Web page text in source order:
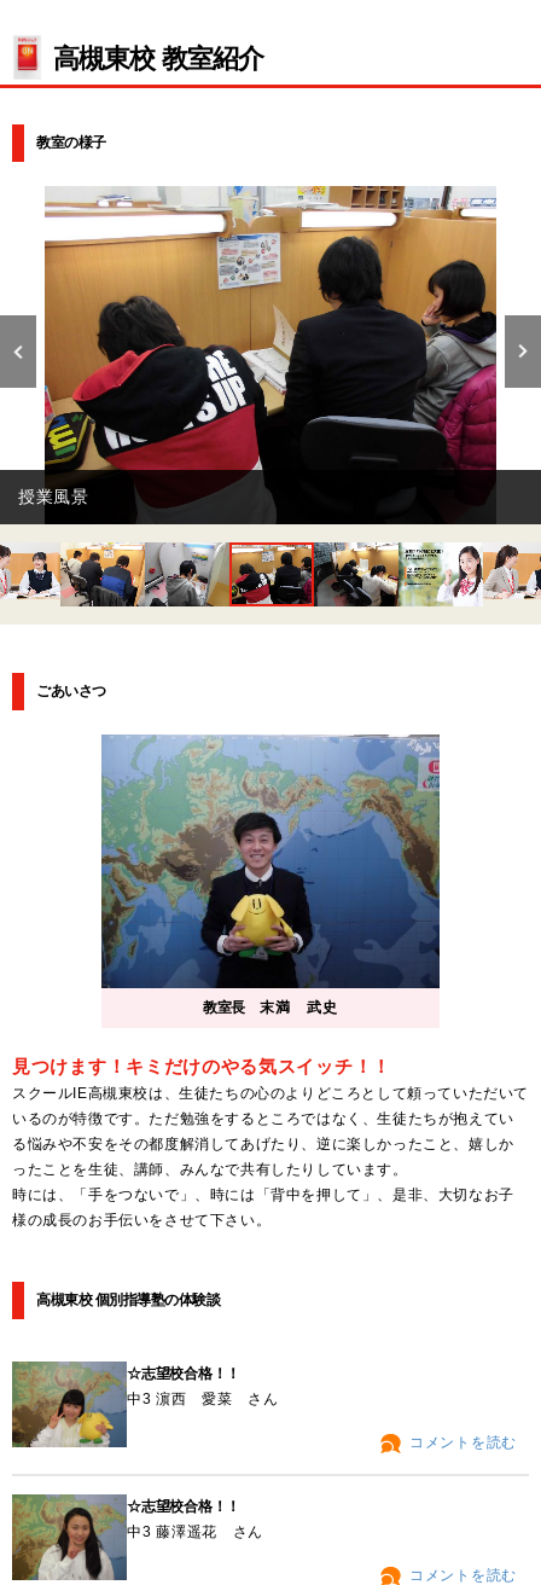
高槻東校 教室紹介
教室の様子
自習スペース★
ごあいさつ
教室長 末満 武史
見つけます！キミだけのやる気スイッチ！！
スクールIE高槻東校は、生徒たちの心のよりどころとして頼っていただいて
いるのが特徴です。ただ勉強をするところではなく、生徒たちが抱えてい
る悩みや不安をその都度解消してあげたり、逆に楽しかったこと、嬉しか
ったことを生徒、講師、みんなで共有したりしています。
時には、「手をつないで」、時には「背中を押して」、是非、大切なお子
様の成長のお手伝いをさせて下さい。
高槻東校 個別指導塾の体験談
☆志望校合格！！
中3 濵西 愛菜 さん
コメントを読む
☆志望校合格！！
中3 藤澤遥花 さん
コメントを読む